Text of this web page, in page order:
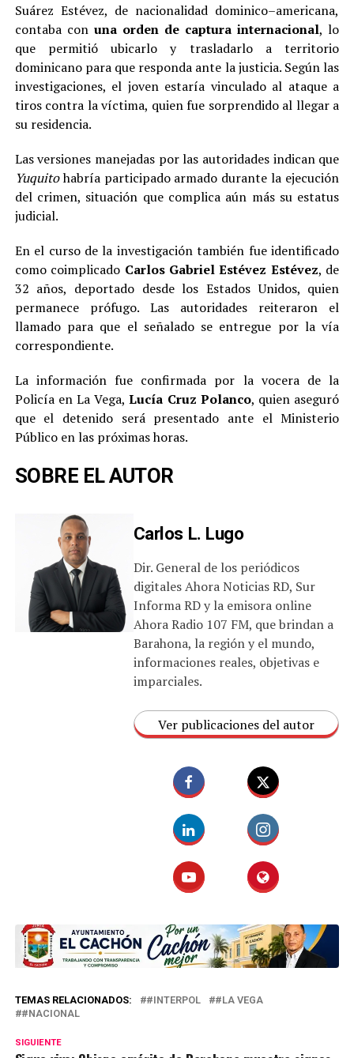
Suárez Estévez, de nacionalidad dominico–americana,
contaba con una orden de captura internacional, lo
que permitió ubicarlo y trasladarlo a territorio
dominicano para que responda ante la justicia. Según las
investigaciones, el joven estaría vinculado al ataque a
tiros contra la víctima, quien fue sorprendido al llegar a
su residencia.
Las versiones manejadas por las autoridades indican que
Yuquitohabría participado armado durante la ejecución
del crimen, situación que complica aún más su estatus
judicial.
En el curso de la investigación también fue identificado
como coimplicado Carlos Gabriel Estévez Estévez, de
32 años, deportado desde los Estados Unidos, quien
permanece prófugo. Las autoridades reiteraron el
llamado para que el señalado se entregue por la vía
correspondiente.
La información fue confirmada por la vocera de la
Policía en La Vega,Lucía Cruz Polanco, quien aseguró
que el detenido será presentado ante el Ministerio
Público en las próximas horas.
SOBRE EL AUTOR
Carlos L. Lugo
Dir. General de los periódicos
digitales Ahora Noticias RD, Sur
Informa RD y la emisora online
Ahora Radio 107 FM, que brindan a
Barahona, la región y el mundo,
informaciones reales, objetivas e
imparciales.
Ver publicaciones del autor
TEMAS RELACIONADOS: #INTERPOL
#LA VEGA
#NACIONAL
SIGUIENTE